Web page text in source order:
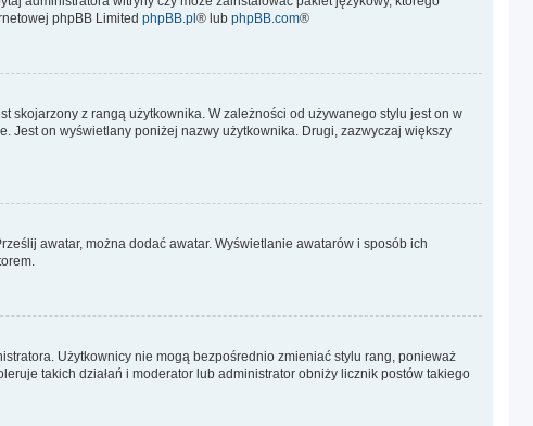
phpBB Limited phpBB.pl ® lub phpBB.com®
skojarzony z rangą użytkownika. W zależności od używanego stylu jest on w
Jest on wyświetlany poniżej nazwy użytkownika. Drugi, zazwyczaj większy
awatar, można dodać awatar. Wyświetlanie awatarów i sposób ich
Użytkownicy nie mogą bezpośrednio zmieniać stylu rang, ponieważ
takich działań i moderator lub administrator obniży licznik postów takiego